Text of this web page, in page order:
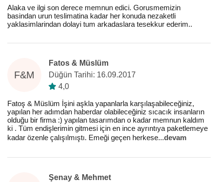
Alaka ve ilgi son derece memnun edici. Gorusmemizin
basindan urun teslimatina kadar her konuda nezaketli
yaklasimlarindan dolayi tum arkadaslara tesekkur ederim..
F&M
Fatos & Müslüm
Düğün Tarihi: 16.09.2017
4,0
Fatoş & Müslüm İşini aşkla yapanlarla karşılaşabileceğiniz,
yapılan her adımdan haberdar olabileceğiniz sıcacık insanların
olduğu bir firma :) yapılan tasarımdan o kadar memnun kaldım
ki . Tüm endişlerimin gitmesi için en ince ayrıntıya paketlemeye
kadar özenle çalışılmıştı. Emeği geçen herkese...devam
Şenay & Mehmet